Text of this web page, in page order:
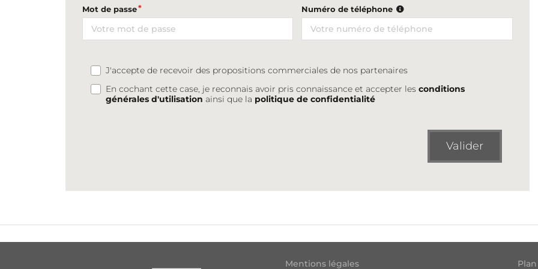
Mot de passe Numéro de téléphone
J'accepte de recevoir des propositions commerciales de nos partenaires
En cochant cette case, je reconnais avoir pris connaissance et accepter lesconditions
générales d'utilisation ainsi que la politique de confidentialité
Valider
Mentions légales